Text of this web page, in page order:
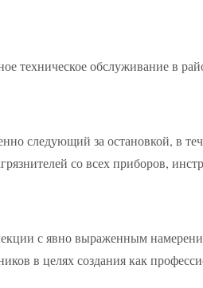
техническое обслуживание в
следующий за остановкой, в
со всех приборов,
с явно выраженным
в целях создания как